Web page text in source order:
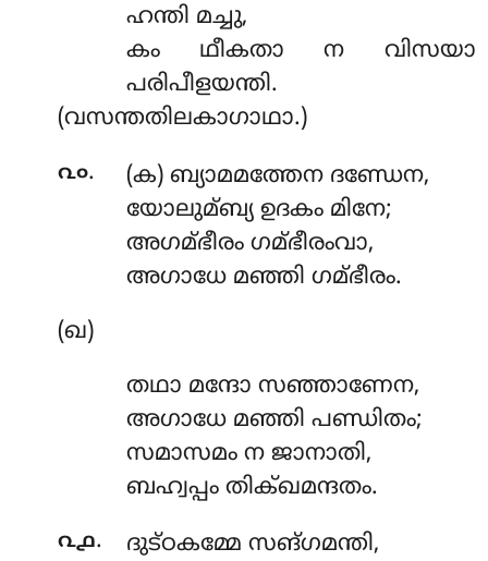
ഹന്തി മച്ചു,
കം ഥീകതാ ന വിസയാ
പരിപീളയന്തി.
(വസന്തതിലകാഗാഥാ.)
൨൦. (ക) ബ്യാമമത്തേന ദണ്ഡേന,
യോലുമ്ബ്യ ഉദകം മിനേ;
അഗമ്ഭീരം ഗമ്ഭീരംവാ,
അഗാധേ മഞ്ഞി ഗമ്ഭീരം.
(ഖ)
തഥാ മന്ദോ സഞ്ഞാണേന,
അഗാധേ മഞ്ഞി പണ്ഡിതം;
സമാസമം ന ജാനാതി,
ബഹ്വപ്പം തിക്ഖമന്ദതം.
൨൧. ദുട്ഠകമ്മേ സങ്ഗമന്തി,